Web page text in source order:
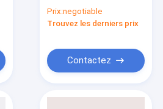
plastique pompe le
métal noir JY505-04D
Prix:negotiable
Trouvez les derniers prix
Contactez